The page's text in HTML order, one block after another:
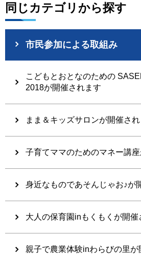
同じカテゴリから探す
市民参加による取組み
こどもとおとなのための
2018が開催されます
まま＆キッズサロンが開催さ
子育てママのためのマネー講
身近なものであそんじゃお♪が
大人の保育園inもくもくが開催
親子で農業体験inわらびの里が